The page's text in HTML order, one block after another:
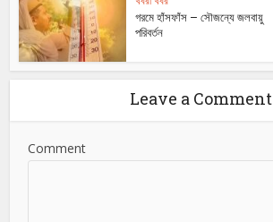
গরমে হাঁসফাঁস – সৌজন্যে জলবায়ু
পরিবর্তন
Leave a Comment
Comment